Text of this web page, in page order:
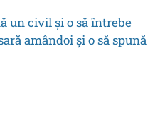
un civil și o să întrebe
amândoi și o să spună